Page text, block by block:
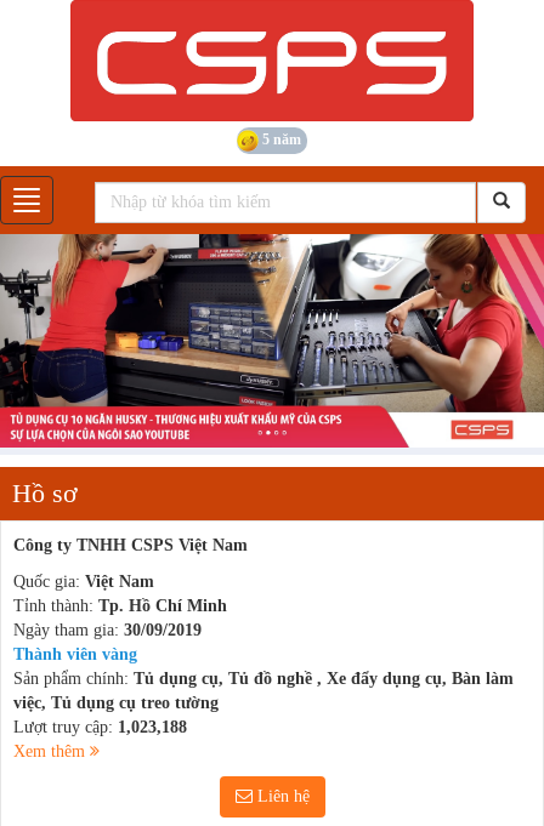
5 năm
Gian hàng
Hồ sơ
Công ty TNHH CSPS Việt Nam
Quốc gia: Việt Nam
Tỉnh thành: Tp. Hồ Chí Minh
Ngày tham gia: 30/09/2019
Thành viên vàng
Sản phẩm chính: Tủ dụng cụ, Tủ đồ nghề , Xe đẩy dụng cụ, Bàn làm
việc, Tủ dụng cụ treo tường
Lượt truy cập: 1,023,188
Xem thêm
Liên hệ